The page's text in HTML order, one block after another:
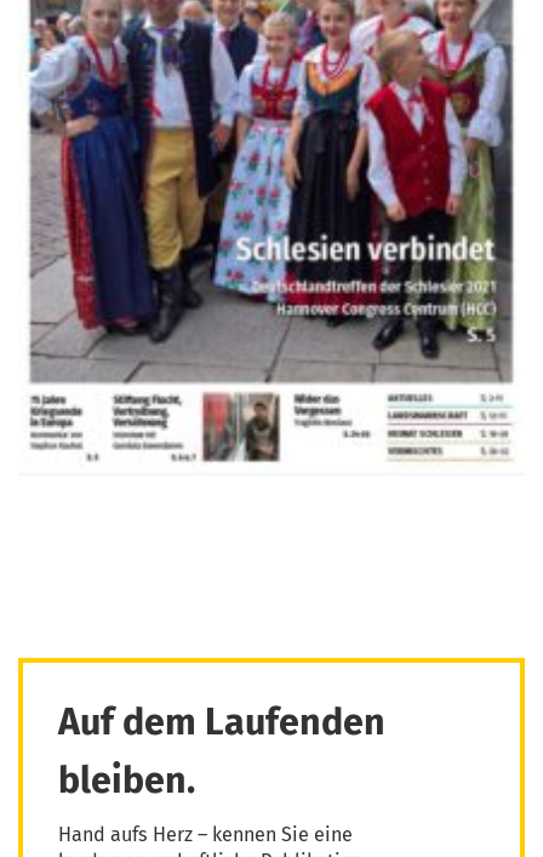
Auf dem Laufenden
bleiben.
Hand aufs Herz – kennen Sie eine